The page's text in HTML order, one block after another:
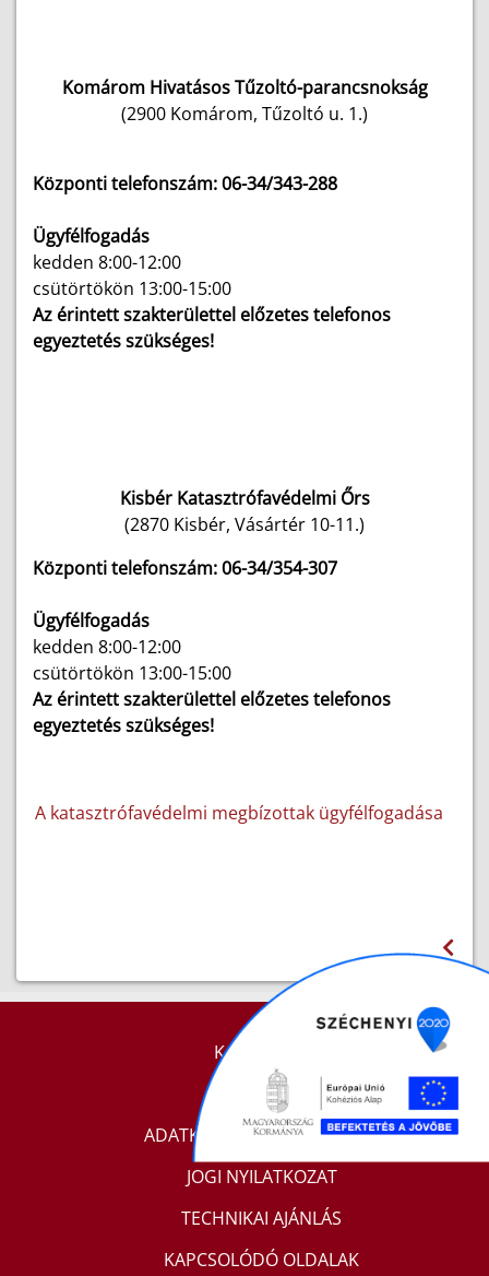
Komárom Hivatásos Tűzoltó-parancsnokság
(2900 Komárom, Tűzoltó u. 1.)
Központi telefonszám: 06-34/343-288
Ügyfélfogadás
kedden 8:00-12:00
csütörtökön 13:00-15:00
Az érintett szakterülettel előzetes telefonos
egyeztetés szükséges!
Kisbér Katasztrófavédelmi Őrs
(2870 Kisbér, Vásártér 10-11.)
Központi telefonszám: 06-34/354-307
Ügyfélfogadás
kedden 8:00-12:00
csütörtökön 13:00-15:00
Az érintett szakterülettel előzetes telefonos
egyeztetés szükséges!
A katasztrófavédelmi megbízottak ügyfélfogadása
KAPCSOLAT
IMPRESSZUM
ADATKEZELÉSI TÁJÉKOZTATÓ
JOGI NYILATKOZAT
TECHNIKAI AJÁNLÁS
KAPCSOLÓDÓ OLDALAK